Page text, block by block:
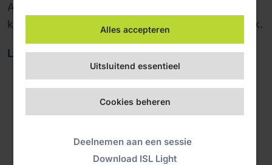
AlwaysOn wordt uitgevoerd om toegang te
krijgen tot elke computer in het externe netwerk.
Lees meer
Alles accepteren
Uitsluitend essentieel
Cookies beheren
Deelnemen aan een sessie
Download ISL Light